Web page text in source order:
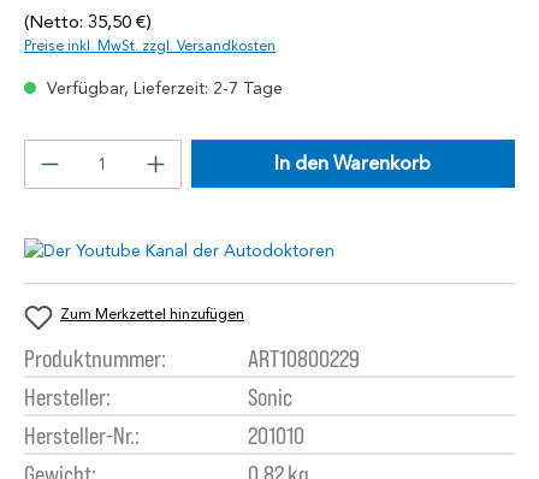
(Netto: 35,50 €)
Preise inkl. MwSt. zzgl. Versandkosten
Verfügbar, Lieferzeit: 2-7 Tage
In den Warenkorb
Zum Merkzettel hinzufügen
Produktnummer:
ART10800229
Hersteller:
Sonic
Hersteller-Nr.:
201010